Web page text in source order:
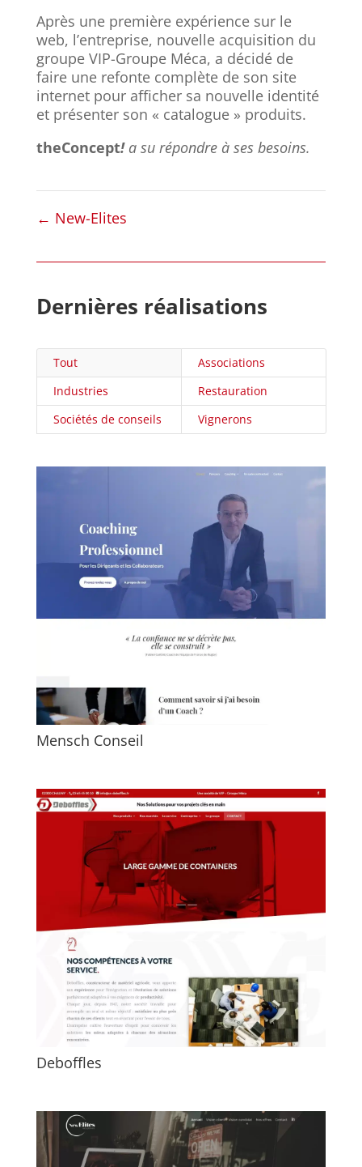
Après une première expérience sur le
web, l’entreprise, nouvelle acquisition du
groupe VIP-Groupe Méca, a décidé de
faire une refonte complète de son site
internet pour afficher sa nouvelle identité
et présenter son « catalogue » produits.
theConcept!a su répondre à ses besoins.
← New-Elites
Dernières réalisations
Tout
Associations
Industries
Restauration
Sociétés de conseils
Vignerons
Mensch Conseil
Deboffles